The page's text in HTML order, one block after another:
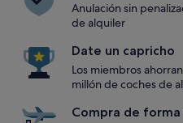
Anulación sin
de alquiler
Date un capricho
Los miembros
millón de coches de
Compra de